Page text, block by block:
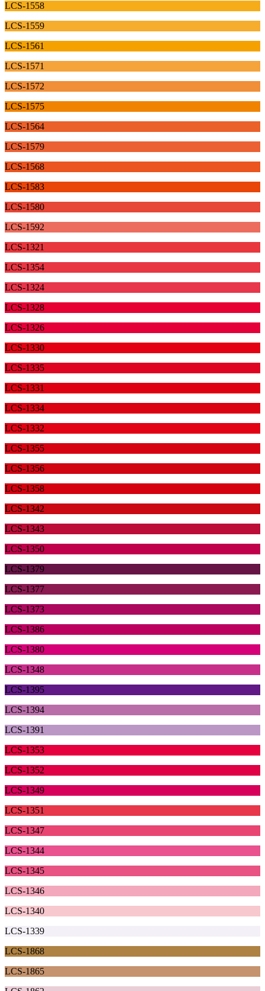
LCS-1558
LCS-1559
LCS-1561
LCS-1571
LCS-1572
LCS-1575
LCS-1564
LCS-1579
LCS-1568
LCS-1583
LCS-1580
LCS-1592
LCS-1321
LCS-1354
LCS-1324
LCS-1328
LCS-1326
LCS-1330
LCS-1335
LCS-1331
LCS-1334
LCS-1332
LCS-1355
LCS-1356
LCS-1358
LCS-1342
LCS-1343
LCS-1350
LCS-1379
LCS-1377
LCS-1373
LCS-1386
LCS-1380
LCS-1348
LCS-1395
LCS-1394
LCS-1391
LCS-1353
LCS-1352
LCS-1349
LCS-1351
LCS-1347
LCS-1344
LCS-1345
LCS-1346
LCS-1340
LCS-1339
LCS-1868
LCS-1865